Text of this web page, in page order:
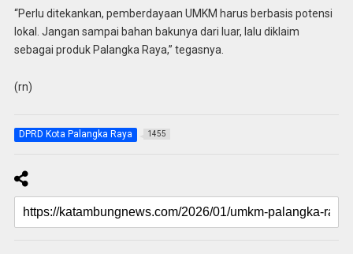
“Perlu ditekankan, pemberdayaan UMKM harus berbasis potensi
lokal. Jangan sampai bahan bakunya dari luar, lalu diklaim
sebagai produk Palangka Raya,” tegasnya.
(rn)
DPRD Kota Palangka Raya 1455